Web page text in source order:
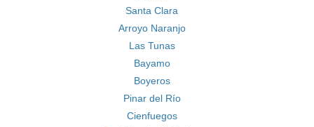
Santa Clara
Arroyo Naranjo
Las Tunas
Bayamo
Boyeros
Pinar del Río
Cienfuegos